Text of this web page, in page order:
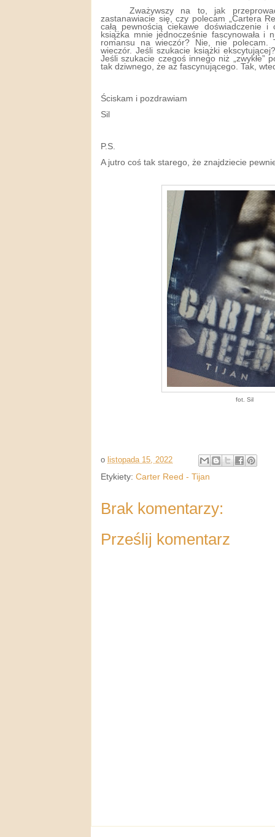
Zważywszy na to, jak
zastanawiacie się, czy polecam „Cartera
całą pewnością ciekawe doświadczenie
książka mnie jednocześnie fascynowała i
romansu na wieczór? Nie, nie polecam.
wieczór. Jeśli szukacie książki
Jeśli szukacie czegoś innego niż „zwykłe”
tak dziwnego, że aż fascynującego. Tak,
Ściskam i pozdrawiam
Sil
P.S.
A jutro coś tak starego, że znajdziecie
fot. Sil
o listopada 15, 2022
Etykiety: Carter Reed - Tijan
Brak komentarzy:
Prześlij komentarz